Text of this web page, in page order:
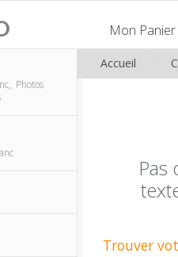
Mon Panier
Photos
Accueil
Pas
Trouver